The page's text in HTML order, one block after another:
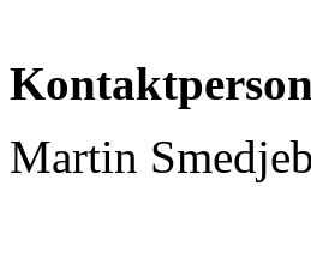
Kontaktperson
Martin